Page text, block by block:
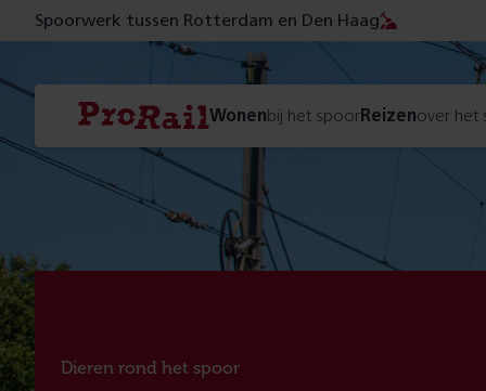
Spoorwerk tussen Rotterdam en Den Haag
Navigatie
Homepage
ProRail
Wonenbij het spoorReizenover het
Dieren rond het spoor